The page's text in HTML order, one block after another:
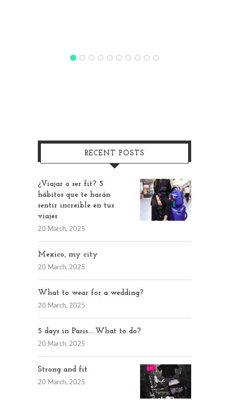
RECENT POSTS
¿Viajar o ser fit? 5
hábitos que te harán
sentir increíble en tus
viajes
20 March, 2025
Mexico, my city
20 March, 2025
What to wear for a wedding?
20 March, 2025
5 days in Paris…..What to do?
20 March, 2025
Strong and fit
20 March, 2025